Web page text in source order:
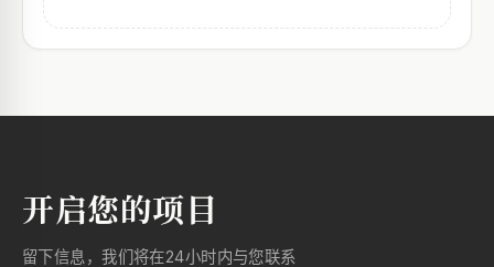
开启您的项目
留下信息，我们将在24小时内与您联系